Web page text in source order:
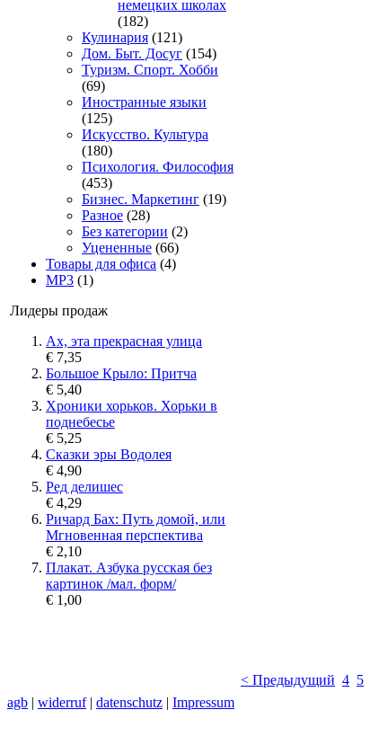
немецких школах
(182)
Кулинария (121)
Дом. Быт. Досуг (154)
Туризм. Спорт. Хобби
(69)
Иностранные языки
(125)
Искусство. Культура
(180)
Психология. Философия
(453)
Бизнес. Маркетинг (19)
Разное (28)
Без категории (2)
Уцененные (66)
Товары для офиса (4)
MP3 (1)
Лидеры продаж
Ах, эта прекрасная улица
€ 7,35
Большое Крыло: Притча
€ 5,40
Хроники хорьков. Хорьки в
поднебесье
€ 5,25
Сказки эры Водолея
€ 4,90
Ред делишес
€ 4,29
Ричард Бах: Путь домой, или
Мгновенная перспектива
€ 2,10
Плакат. Азбука русская без
картинок /мал. форм/
€ 1,00
< Предыдущий 4 5
agb | widerruf| datenschutz | Impressum